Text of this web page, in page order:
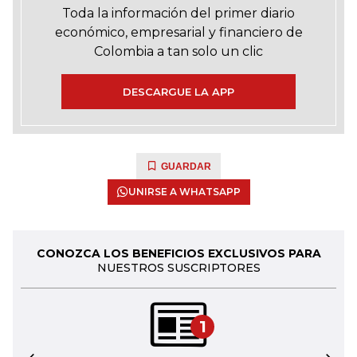
Toda la información del primer diario
económico, empresarial y financiero de
Colombia a tan solo un clic
DESCARGUE LA APP
GUARDAR
UNIRSE A WHATSAPP
CONOZCA LOS BENEFICIOS EXCLUSIVOS PARA
NUESTROS SUSCRIPTORES
1